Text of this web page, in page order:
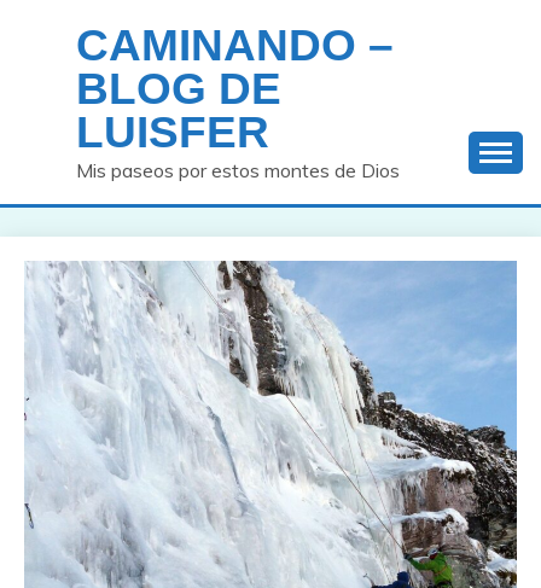
contenido
CAMINANDO –
BLOG DE
LUISFER
Mis paseos por estos montes de Dios